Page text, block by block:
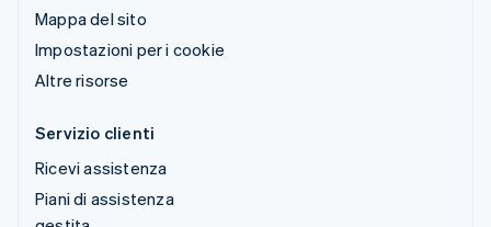
Mappa del sito
Impostazioni per i cookie
Altre risorse
Servizio clienti
Ricevi assistenza
Piani di assistenza